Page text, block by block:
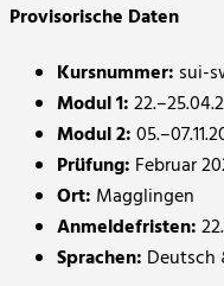
Provisorische Daten
Kursnummer: sui-
Modul 1:
Modul 2:
Prüfung: Februar
Ort: Magglingen
Anmeldefristen:
Sprachen: Deutsch